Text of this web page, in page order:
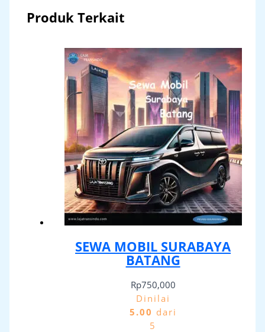
Produk Terkait
SEWA MOBIL SURABAYA
BATANG
Rp750,000
Dinilai
5.00 dari
5